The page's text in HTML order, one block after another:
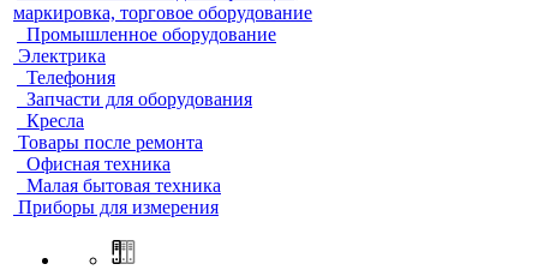
маркировка, торговое оборудование
Промышленное оборудование
Электрика
Телефония
Запчасти для оборудования
Кресла
Товары после ремонта
Офисная техника
Малая бытовая техника
Приборы для измерения